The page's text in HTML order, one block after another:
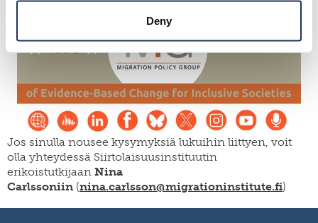
Deny
Jos sinulla nousee kysymyksiä lukuihin liittyen, voit
olla yhteydessä Siirtolaisuusinstituutin
erikoistutkijaan Nina
Carlssoniin (nina.carlsson@migrationinstitute.fi)